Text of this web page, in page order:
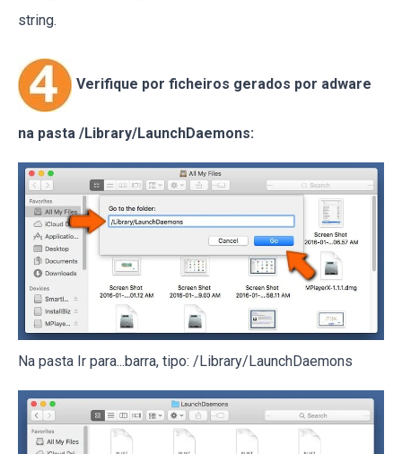
string.
Verifique por ficheiros gerados por adware
na pasta /Library/LaunchDaemons:
Na pasta Ir para...barra, tipo: /Library/LaunchDaemons